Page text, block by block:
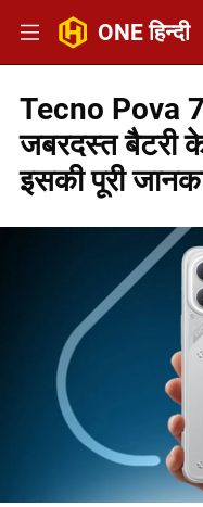
ONE हिन्दी
Tecno Pova
जबरदस्त बैटरी
इसकी पूरी